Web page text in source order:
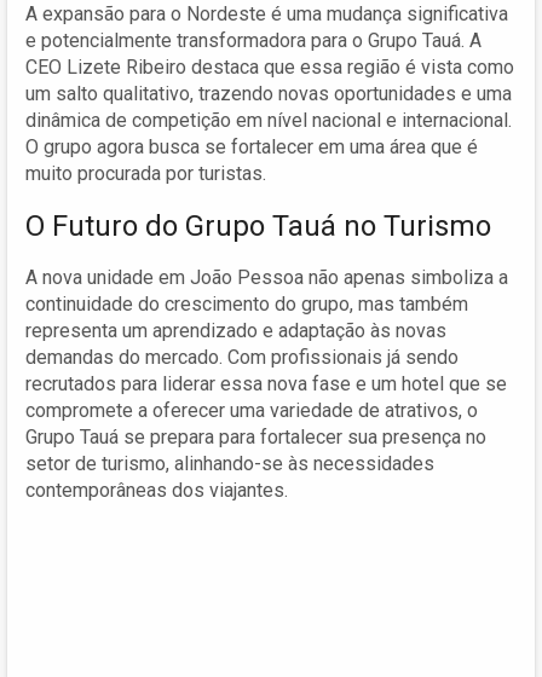
A expansão para o Nordeste é uma mudança significativa
e potencialmente transformadora para o Grupo Tauá. A
CEO Lizete Ribeiro destaca que essa região é vista como
um salto qualitativo, trazendo novas oportunidades e uma
dinâmica de competição em nível nacional e internacional.
O grupo agora busca se fortalecer em uma área que é
muito procurada por turistas.
O Futuro do Grupo Tauá no Turismo
A nova unidade em João Pessoa não apenas simboliza a
continuidade do crescimento do grupo, mas também
representa um aprendizado e adaptação às novas
demandas do mercado. Com profissionais já sendo
recrutados para liderar essa nova fase e um hotel que se
compromete a oferecer uma variedade de atrativos, o
Grupo Tauá se prepara para fortalecer sua presença no
setor de turismo, alinhando-se às necessidades
contemporâneas dos viajantes.